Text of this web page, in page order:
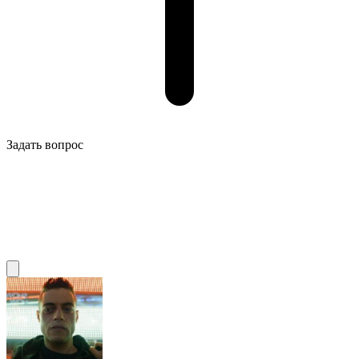
Задать вопрос